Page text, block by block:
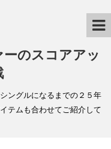
のスコアアッ
ングルになるまでの２５年
テムも合わせてご紹介して